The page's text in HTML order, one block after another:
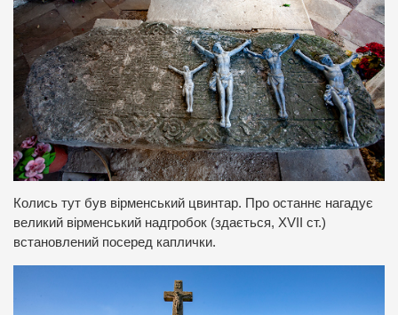
Колись тут був вірменський цвинтар. Про останнє нагадує
великий вірменський надгробок (здається, XVII ст.)
встановлений посеред каплички.